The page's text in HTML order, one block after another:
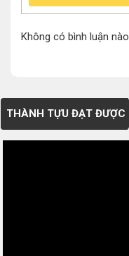
Không có bình luận nào
THÀNH TỰU ĐẠT ĐƯỢC